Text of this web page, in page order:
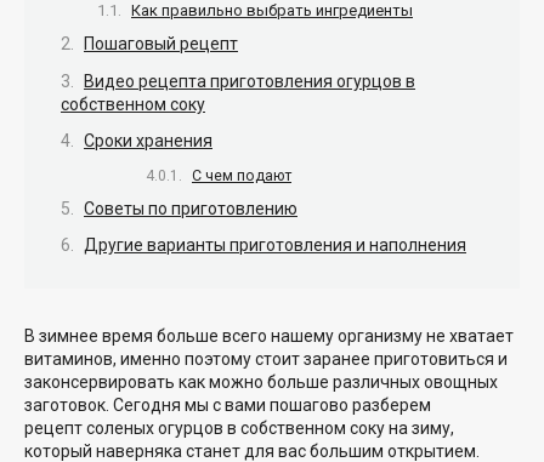
Как правильно выбрать ингредиенты
Пошаговый рецепт
Видео рецепта приготовления огурцов в
собственном соку
Сроки хранения
С чем подают
Советы по приготовлению
Другие варианты приготовления и наполнения
В зимнее время больше всего нашему организму не хватает
витаминов, именно поэтому стоит заранее приготовиться и
законсервировать как можно больше различных овощных
заготовок. Сегодня мы с вами пошагово разберем
рецептсоленых огурцов в собственном соку на зиму,
который наверняка станет для вас большим открытием.